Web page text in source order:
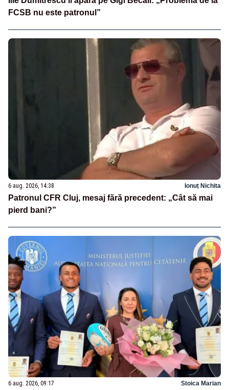
FCSB nu este patronul”
6 aug. 2026, 14:38 Ionuț Nichita
Patronul CFR Cluj, mesaj fără precedent: „Cât să mai
pierd bani?”
6 aug. 2026, 09:17 Stoica Marian